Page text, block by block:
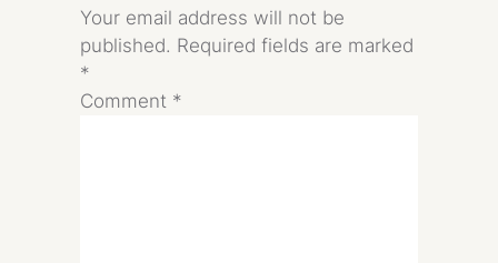
Your email address will not be
published. Required fields are marked
*
Comment *